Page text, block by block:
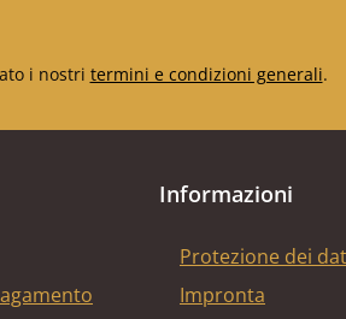
i nostri termini e condizioni generali.
Informazioni
Protezione dei
Impronta